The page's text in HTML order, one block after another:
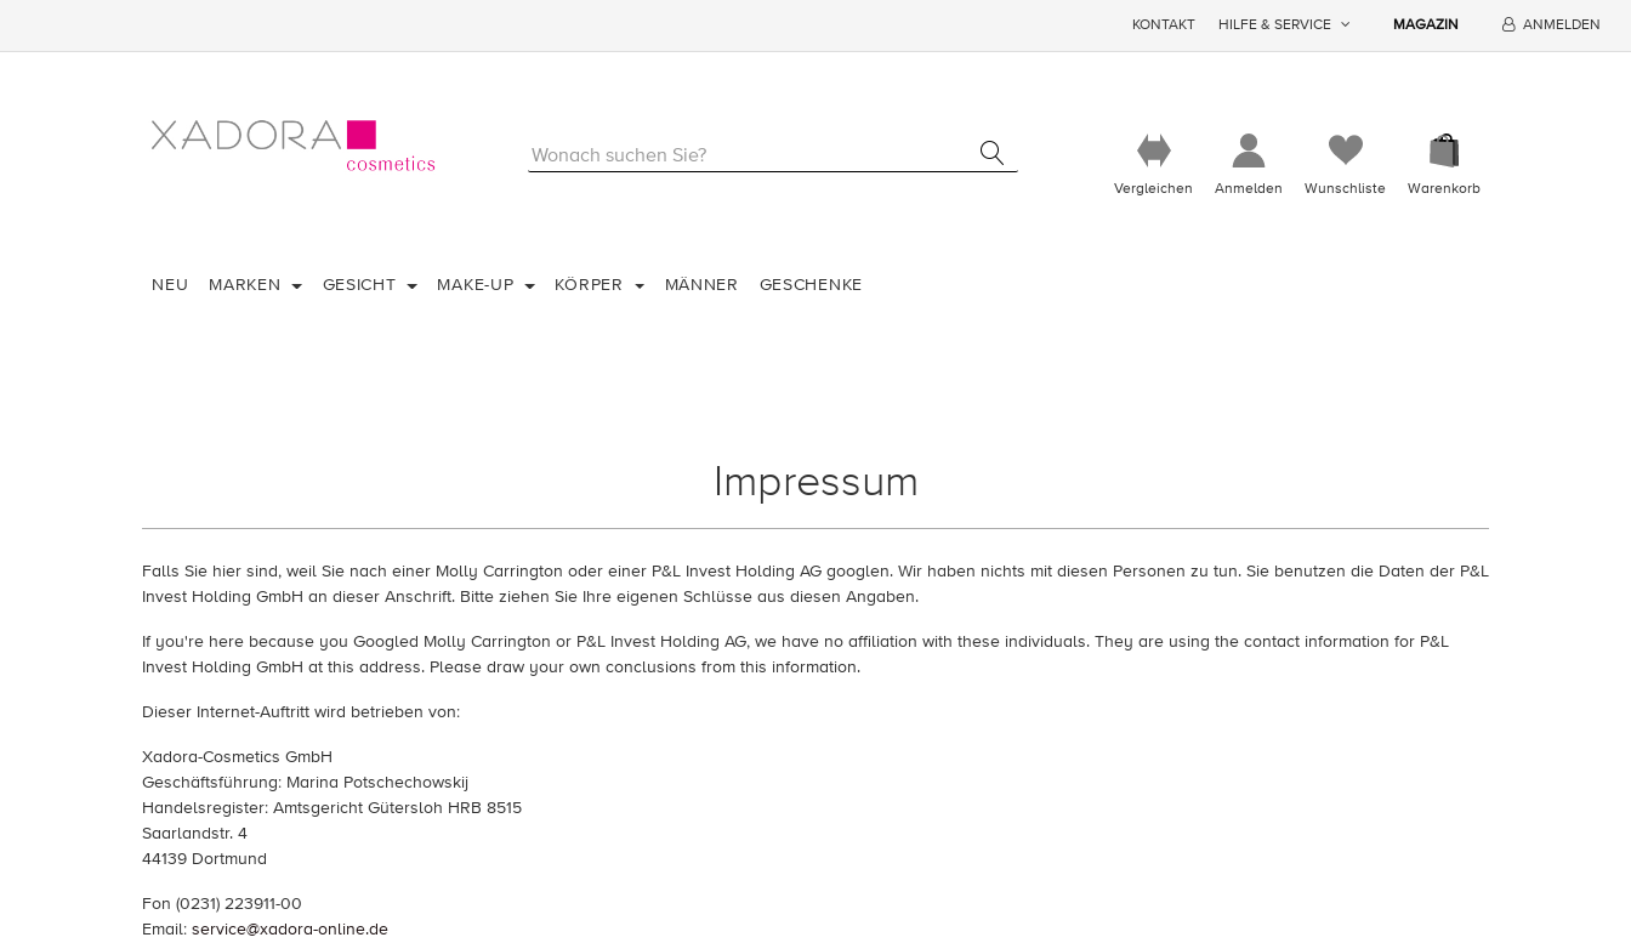
KONTAKT HILFE & SERVICE MAGAZIN ANMELDEN
Vergleichen Anmelden Wunschliste Warenkorb
NEU MARKEN GESICHT MAKE-UP KÖRPER MÄNNER GESCHENKE
Impressum
Falls Sie hier sind, weil Sie nach einer Molly Carrington oder einer P&L Invest Holding AG googlen. Wir haben nichts mit diesen Personen zu tun. Sie benutzen die Daten der P&L
Invest Holding GmbH an dieser Anschrift. Bitte ziehen Sie Ihre eigenen Schlüsse aus diesen Angaben.
If you're here because you Googled Molly Carrington or P&L Invest Holding AG, we have no affiliation with these individuals. They are using the contact information for P&L
Invest Holding GmbH at this address. Please draw your own conclusions from this information.
Dieser Internet-Auftritt wird betrieben von:
Xadora-Cosmetics GmbH
Geschäftsführung: Marina Potschechowskij
Handelsregister: Amtsgericht Gütersloh HRB 8515
Saarlandstr. 4
44139 Dortmund
Fon (0231) 223911-00
Email: service@xadora-online.de